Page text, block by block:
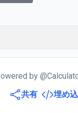
by
共有
埋め